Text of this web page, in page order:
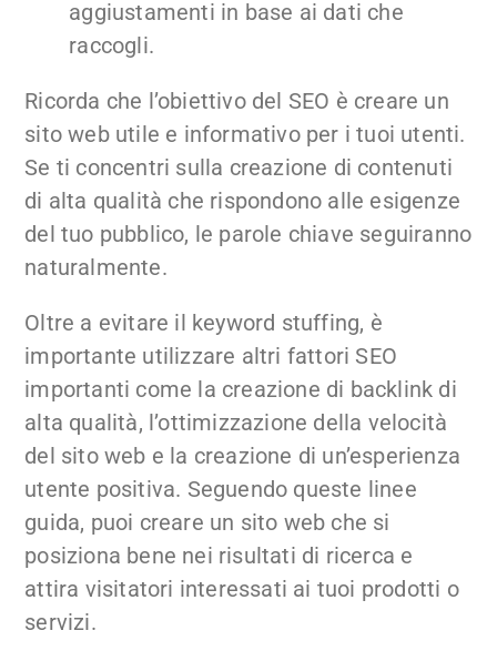
aggiustamenti in base ai dati che
raccogli.
Ricorda che l’obiettivo del SEO è creare un
sito web utile e informativo per i tuoi utenti.
Se ti concentri sulla creazione di contenuti
di alta qualità che rispondono alle esigenze
del tuo pubblico, le parole chiave seguiranno
naturalmente.
Oltre a evitare il keyword stuffing, è
importante utilizzare altri fattori SEO
importanti come la creazione di backlink di
alta qualità, l’ottimizzazione della velocità
del sito web e la creazione di un’esperienza
utente positiva. Seguendo queste linee
guida, puoi creare un sito web che si
posiziona bene nei risultati di ricerca e
attira visitatori interessati ai tuoi prodotti o
servizi.